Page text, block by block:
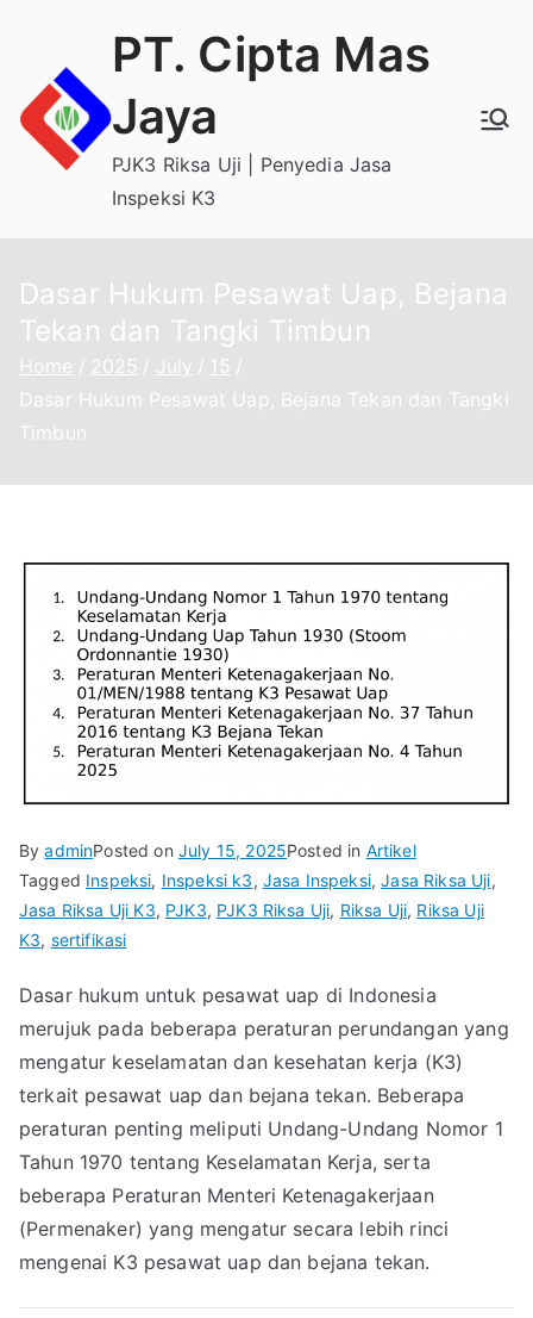
content
PT. Cipta Mas
Jaya
PJK3 Riksa Uji | Penyedia Jasa
Inspeksi K3
Dasar Hukum Pesawat Uap, Bejana
Tekan dan Tangki Timbun
Home 2025 July
15
Dasar Hukum Pesawat Uap, Bejana Tekan dan Tangki
Timbun
ByadminPosted on July 15, 2025Posted in Artikel
Tagged Inspeksi, Inspeksi k3, Jasa Inspeksi,Jasa Riksa Uji,
Jasa Riksa Uji K3, PJK3, PJK3 Riksa Uji, Riksa Uji, Riksa Uji
K3, sertifikasi
Dasar hukum untuk pesawat uap di Indonesia
merujuk pada beberapa peraturan perundangan yang
mengatur keselamatan dan kesehatan kerja (K3)
terkait pesawat uap dan bejana tekan. Beberapa
peraturan penting meliputi Undang-Undang Nomor 1
Tahun 1970 tentang Keselamatan Kerja, serta
beberapa Peraturan Menteri Ketenagakerjaan
(Permenaker) yang mengatur secara lebih rinci
mengenai K3 pesawat uap dan bejana tekan.